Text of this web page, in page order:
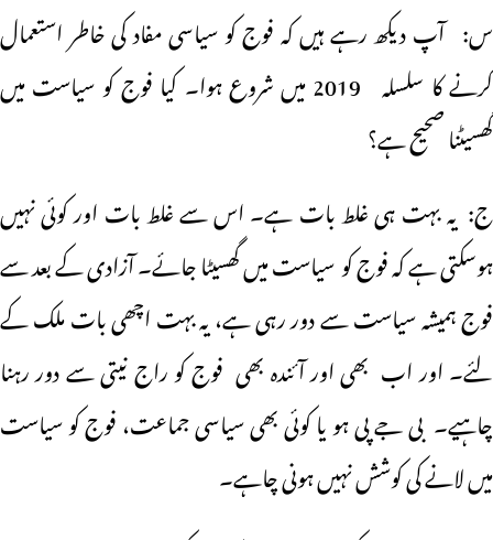
س: آپ دیکھ رہے ہیں کہ فوج کو سیاسی مفاد کی خاطر استعمال
کرنے کا سلسلہ 2019 میں شروع ہوا۔ کیا فوج کو سیاست میں
گھسیٹنا صحیح ہے؟
ج: یہ بہت ہی غلط بات ہے۔ اس سے غلط بات اور کوئی نہیں
ہوسکتی ہے کہ فوج کو سیاست میں گھسیٹا جائے۔ آزادی کے بعد سے
فوج ہمیشہ سیاست سے دور رہی ہے، یہ بہت اچھی بات ملک کے
لئے۔ اور اب بھی اور آئندہ بھی فوج کو راج نیتی سے دور رہنا
چاہیے۔ بی جے پی ہو یا کوئی بھی سیاسی جماعت، فوج کو سیاست
میں لانے کی کوشش نہیں ہونی چاہے۔